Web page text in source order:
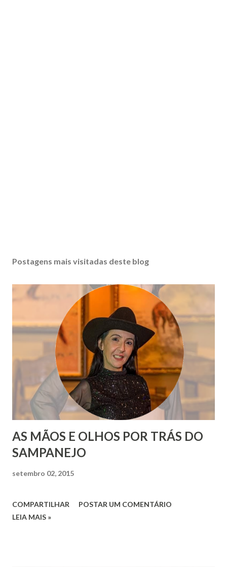
Postagens mais visitadas deste blog
AS MÃOS E OLHOS POR TRÁS DO
SAMPANEJO
setembro 02, 2015
COMPARTILHAR
POSTAR UM COMENTÁRIO
LEIA MAIS »